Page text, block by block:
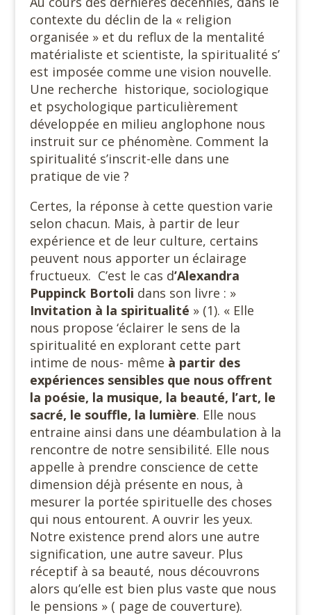
contexte du déclin de la « religion
organisée » et du reflux de la mentalité
matérialiste et scientiste, la spiritualité s’
est imposée comme une vision nouvelle.
Une recherche historique, sociologique
et psychologique particulièrement
développée en milieu anglophone nous
instruit sur ce phénomène. Comment la
spiritualité s’inscrit-elle dans une
pratique de vie ?
Certes, la réponse à cette question varie
selon chacun. Mais, à partir de leur
expérience et de leur culture, certains
peuvent nous apporter un éclairage
fructueux. C’est le cas d’Alexandra
Puppinck Bortoli dans son livre : »
Invitation à la spiritualité » (1). « Elle
nous propose ‘éclairer le sens de la
spiritualité en explorant cette part
intime de nous- même à partir des
expériences sensibles que nous offrent
la poésie, la musique, la beauté, l’art, le
sacré, le souffle, la lumière. Elle nous
entraine ainsi dans une déambulation à la
rencontre de notre sensibilité. Elle nous
appelle à prendre conscience de cette
dimension déjà présente en nous, à
mesurer la portée spirituelle des choses
qui nous entourent. A ouvrir les yeux.
Notre existence prend alors une autre
signification, une autre saveur. Plus
réceptif à sa beauté, nous découvrons
alors qu’elle est bien plus vaste que nous
le pensions » ( page de couverture).